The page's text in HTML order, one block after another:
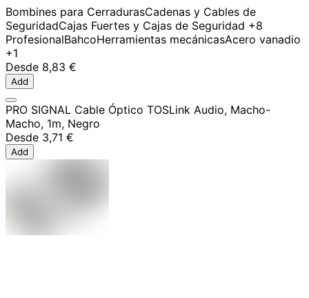
Bombines para CerradurasCadenas y Cables de
SeguridadCajas Fuertes y Cajas de Seguridad +8
ProfesionalBahcoHerramientas mecánicasAcero vanadio
+1
Desde 8,83 €
Add
PRO SIGNAL Cable Óptico TOSLink Audio, Macho-
Macho, 1m, Negro
Desde 3,71 €
Add